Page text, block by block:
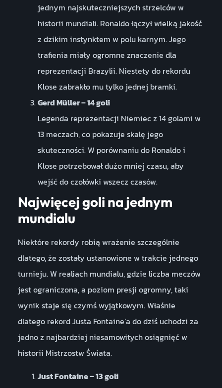
jednym najskuteczniejszych strzelców w
historii mundiali. Ronaldo łączył wielką jakość
z dzikim instynktem w polu karnym. Jego
trafienia miały ogromne znaczenie dla
reprezentacji Brazylii. Niestety do rekordu
Klose zabrakło mu tylko jednej bramki.
Gerd Müller – 14 goli
Legenda reprezentacji Niemiec z 14 golami w
13 meczach, co pokazuje skalę jego
skuteczności. W porównaniu do Ronaldo i
Klose potrzebował dużo mniej czasu, aby
wejść do czołówki wszecz czasów.
Najwięcej goli na jednym
mundialu
Niektóre rekordy robią wrażenie szczególnie
dlatego, że zostały ustanowione w trakcie jednego
turnieju. W realiach mundialu, gdzie liczba meczów
jest ograniczona, a poziom presji ogromny, taki
wynik staje się czymś wyjątkowym. Właśnie
dlatego rekord Justa Fontaine’a do dziś uchodzi za
jedno z najbardziej niesamowitych osiągnięć w
historii Mistrzostw Świata.
Just Fontaine – 13 goli